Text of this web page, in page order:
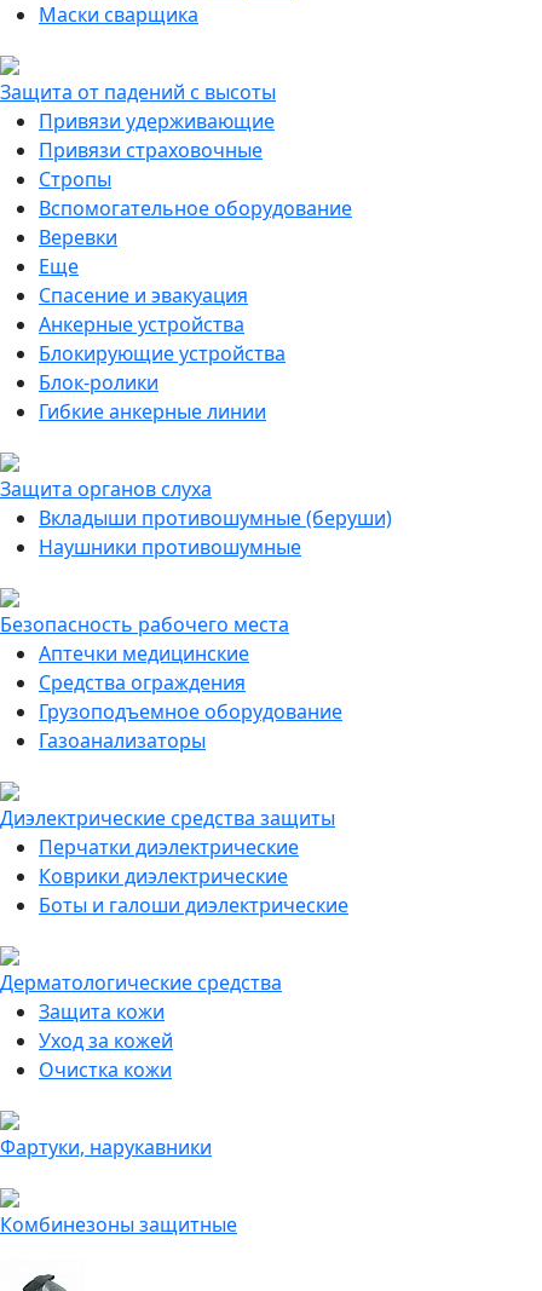
Маски сварщика
Защита от падений с высоты
Привязи удерживающие
Привязи страховочные
Стропы
Вспомогательное оборудование
Веревки
Еще
Спасение и эвакуация
Анкерные устройства
Блокирующие устройства
Блок-ролики
Гибкие анкерные линии
Защита органов слуха
Вкладыши противошумные (беруши)
Наушники противошумные
Безопасность рабочего места
Аптечки медицинские
Средства ограждения
Грузоподъемное оборудование
Газоанализаторы
Диэлектрические средства защиты
Перчатки диэлектрические
Коврики диэлектрические
Боты и галоши диэлектрические
Дерматологические средства
Защита кожи
Уход за кожей
Очистка кожи
Фартуки, нарукавники
Комбинезоны защитные